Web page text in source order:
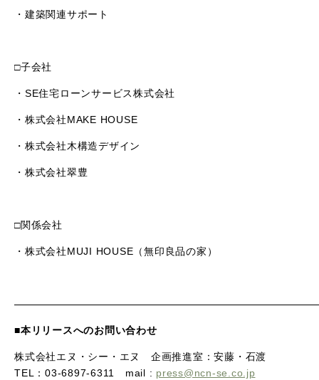
・建築関連サポート
□子会社
・ SE住宅ローンサービス株式会社
・株式会社MAKE HOUSE
・株式会社木構造デザイン
・株式会社翠豊
□関係会社
・株式会社MUJI HOUSE （無印良品の家）
■本リリースへのお問い合わせ
株式会社エヌ・シー・エヌ 企画推進室：安藤・石渡
TEL ： 03-6897-6311 mail : press@ncn-se.co.jp